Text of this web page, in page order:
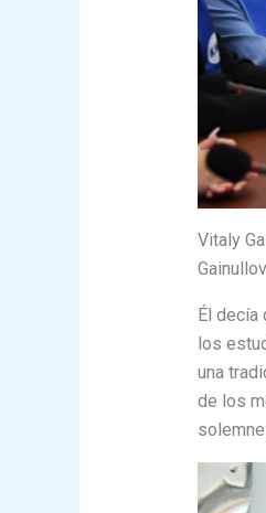
Vitaly
Él decía
los
una
de los